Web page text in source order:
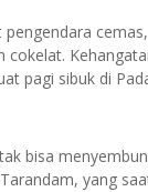
pagi sibuk di
bisa
yang